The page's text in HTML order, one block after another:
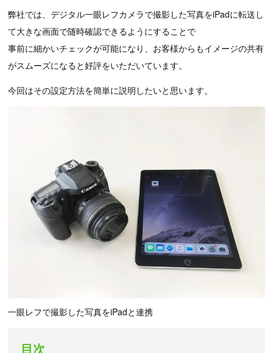
弊社では、デジタル一眼レフカメラで撮影した写真をiPadに転送し
て大きな画面で随時確認できるようにすることで
事前に細かいチェックが可能になり、お客様からもイメージの共有
がスムーズになると好評をいただいています。
今回はその設定方法を簡単に説明したいと思います。
一眼レフで撮影した写真をiPadと連携
目次